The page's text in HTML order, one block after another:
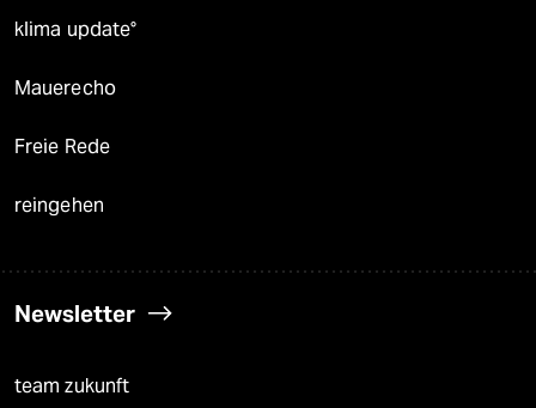
klima update°
Mauerecho
Freie Rede
reingehen
Newsletter
team zukunft